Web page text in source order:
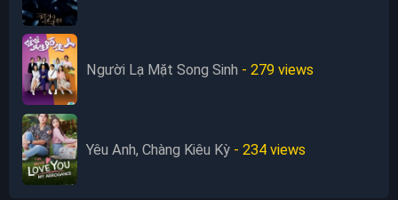
Người Lạ Mặt Song Sinh - 279 views
Yêu Anh, Chàng Kiêu Kỳ - 234 views